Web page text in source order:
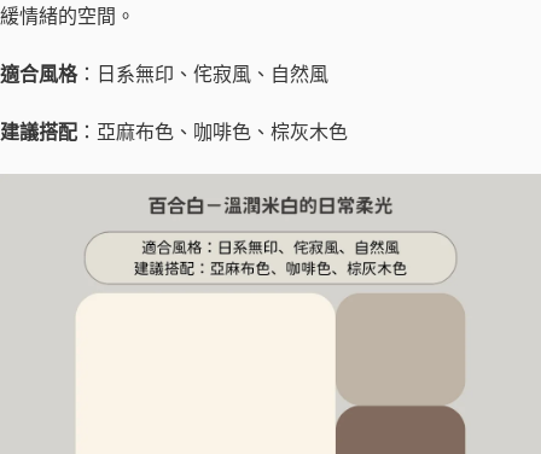
緩情緒的空間。
適合風格：日系無印、侘寂風、自然風
建議搭配 ：亞麻布色、咖啡色、棕灰木色